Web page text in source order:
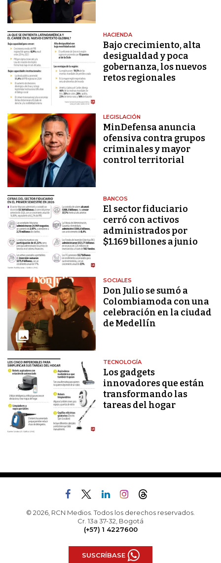
HACIENDA
Bajo crecimiento, alta
desigualdad y poca
gobernanza, los nuevos
retos regionales
LEGISLACIÓN
MinDefensa anuncia
ofensiva contra grupos
criminales y mayor
control territorial
BANCOS
El sector fiduciario
cerró con activos
administrados por
$1.169 billones a junio
SOCIALES
Don Julio se sumó a
Colombiamoda con una
celebración en la ciudad
de Medellín
TECNOLOGÍA
Los gadgets
innovadores que están
transformando las
tareas del hogar
© 2026, RCN Medios. Todos los derechos reservados.
Cr. 13a 37-32, Bogotá
(+57) 1 4227600
SUSCRÍBASE